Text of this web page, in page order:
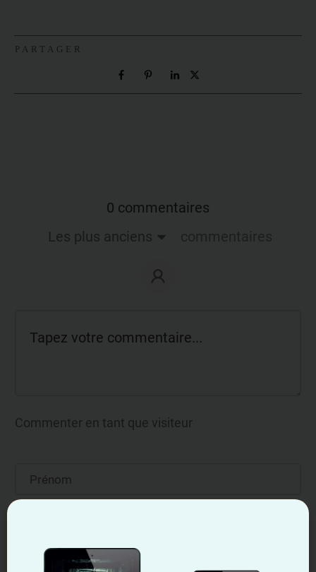
PARTAGER
0 commentaires
Les plus anciens
Commenter en tant que visiteur
Notify me when someone replies to my comment